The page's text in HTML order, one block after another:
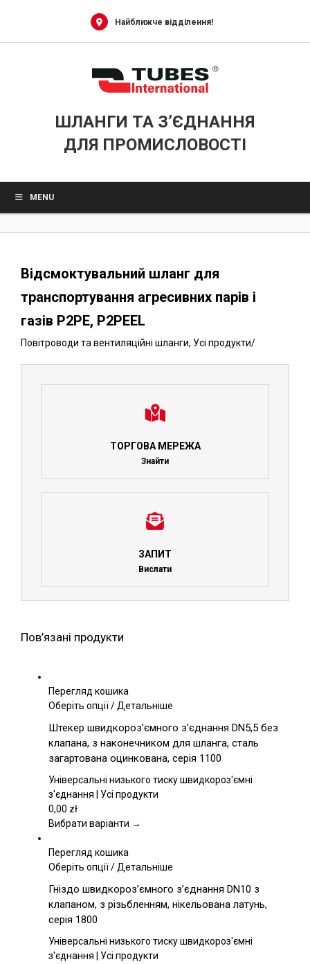
Найближче відділення!
ШЛАНГИ ТА З’ЄДНАННЯ
ДЛЯ ПРОМИСЛОВОСТІ
MENU
Відсмоктувальний шланг для
транспортування агресивних парів і
газів P2PE, P2PEEL
Повітроводи та вентиляційні шланги, Усі продукти/
ТОРГОВА МЕРЕЖА
Знайти
ЗАПИТ
Вислати
Пов’язані продукти
Перегляд кошика
Оберіть опціїЦей
має
кілька
варіантів.
Параметри
можна
на
товару
/Детальніше
Штекер швидкороз’ємного з’єднання DN5,5 без
клапана, з наконечником для шланга, сталь
загартована оцинкована, серія 1100
Універсальні низького тиску швидкороз'ємні
з'єднання | Усі продукти
0,00 zł
Вибрати варіанти →
Перегляд кошика
Оберіть опціїЦей
має
кілька
Параметри
можна
/Детальніше
Гніздо швидкороз’ємного з’єднання DN10 з
клапаном, з різьбленням, нікельована латунь,
серія 1800
Універсальні низького тиску швидкороз'ємні
з'єднання | Усі продукти